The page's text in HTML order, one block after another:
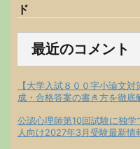
ド
最近のコメント
【大学入試８００字小論文
成・合格答案の書き方を徹底
公認心理師第10回試験に独
人向け2027年3月受験最新情